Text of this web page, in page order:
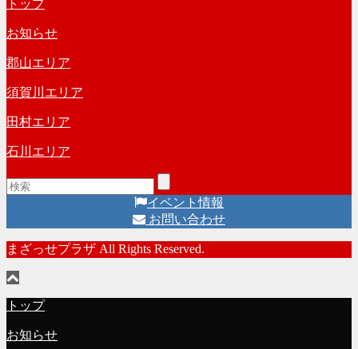
トップ
お知らせ
郡山エリア
須賀川エリア
田村エリア
石川エリア
イベント情報
お問い合わせ
まざっせプラザ All Rights Reserved.
トップ
お知らせ